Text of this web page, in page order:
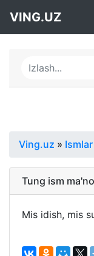
VING.UZ
Ving.uz »
Tung ism
Mis idish, mis